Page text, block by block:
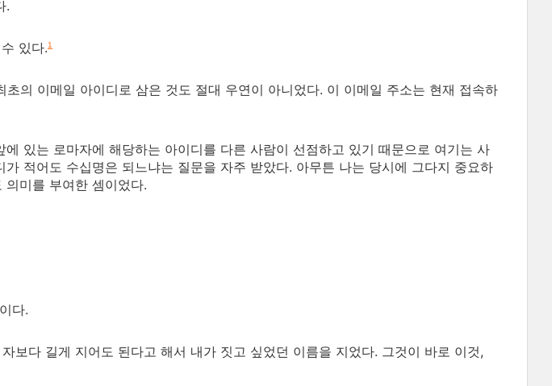
.
있다.1
의 이메일 아이디로 삼은 것도 절대 우연이 아니었다. 이 이메일 주소는 현재 접속하
있는 로마자에 해당하는 아이디를 다른 사람이 선점하고 있기 때문으로 여기는 사
적어도 수십명은 되느냐는 질문을 자주 받았다. 아무튼 나는 당시에 그다지 중요하
미를 부여한 셈이었다.
다.
보다 길게 지어도 된다고 해서 내가 짓고 싶었던 이름을 지었다. 그것이 바로 이것,